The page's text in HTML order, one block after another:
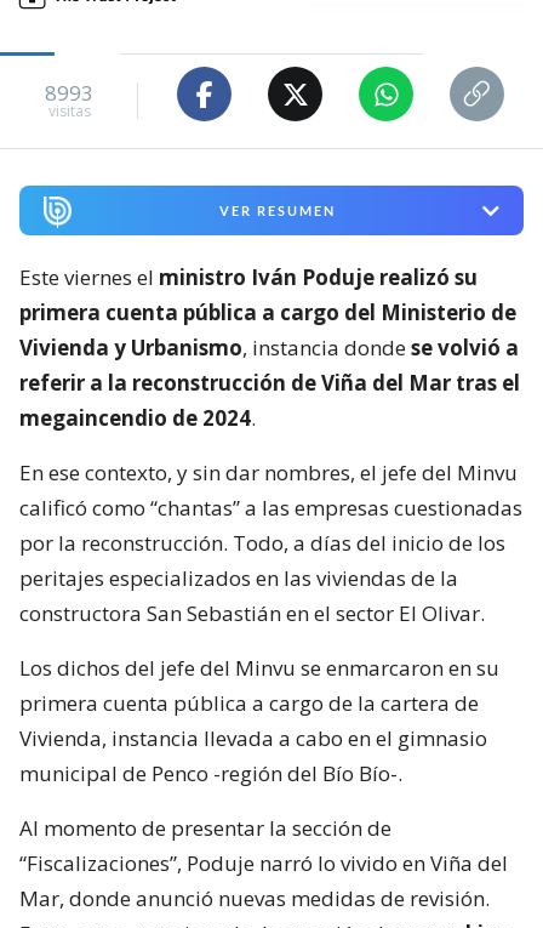
8993
visitas
VER RESUMEN
Este viernes el ministro Iván Poduje realizó su
primera cuenta pública a cargo del Ministerio de
Vivienda y Urbanismo, instancia dondese volvió a
referir a la reconstrucción de Viña del Mar tras el
megaincendio de 2024.
En ese contexto, y sin dar nombres, el jefe del Minvu
calificó como “chantas” a las empresas cuestionadas
por la reconstrucción. Todo, a días del inicio de los
peritajes especializados en las viviendas de la
constructora San Sebastián en el sector El Olivar.
Los dichos del jefe del Minvu se enmarcaron en su
primera cuenta pública a cargo de la cartera de
Vivienda, instancia llevada a cabo en el gimnasio
municipal de Penco -región del Bío Bío-.
Al momento de presentar la sección de
“Fiscalizaciones”, Poduje narró lo vivido en Viña del
Mar, donde anunció nuevas medidas de revisión.